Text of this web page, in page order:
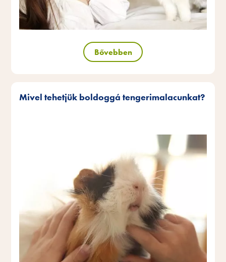
Bővebben
Mivel tehetjük boldoggá tengerimalacunkat?